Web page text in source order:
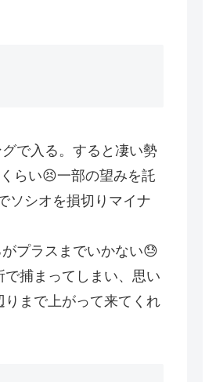
で入る。すると凄い勢
らい😣一部の望みを託
ソシオを損切りマイナ
プラスまでいかない😓
捕まってしまい、思い
まで上がって来てくれ